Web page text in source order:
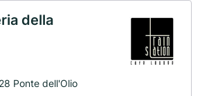
della
Ponte dell'Olio